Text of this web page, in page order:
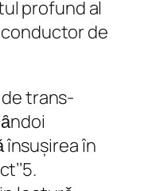
profund al
de
trans-
în